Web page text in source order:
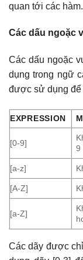
quan tới các hàm.
Các dấu ngoặc
Các dấu ngoặc
dụng trong ngữ
được sử dụng để
EXPRESSION
[0-9]
9
[a-z]
[A-Z]
[a-Z]
Các dãy được